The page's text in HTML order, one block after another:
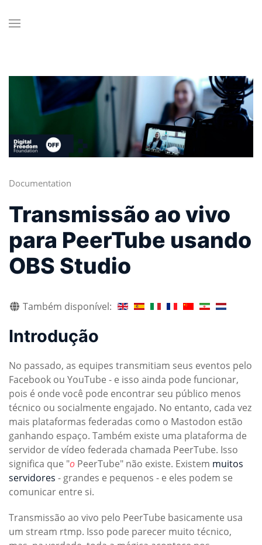
Documentation
Transmissão ao vivo
para PeerTube usando
OBS Studio
Também disponível:
Introdução
No passado, as equipes transmitiam seus eventos pelo
Facebook ou YouTube - e isso ainda pode funcionar,
pois é onde você pode encontrar seu público menos
técnico ou socialmente engajado. No entanto, cada vez
mais plataformas federadas como o Mastodon estão
ganhando espaço. Também existe uma plataforma de
servidor de vídeo federada chamada PeerTube. Isso
significa que "o PeerTube" não existe. Existem muitos
servidores - grandes e pequenos - e eles podem se
comunicar entre si.
Transmissão ao vivo pelo PeerTube basicamente usa
um stream rtmp. Isso pode parecer muito técnico,